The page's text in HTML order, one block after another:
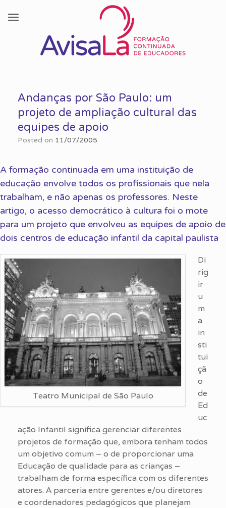
contentAndanças por São Paulo: um
projeto de ampliação cultural das
equipes de apoio
Posted on 11/07/2005
A formação continuada em uma instituição de
educação envolve todos os profissionais que nela
trabalham, e não apenas os professores. Neste
artigo, o acesso democrático à cultura foi o mote
para um projeto que envolveu as equipes de apoio de
dois centros de educação infantil da capital paulista
Teatro Municipal de São Paulo
Di
rig
ir
u
m
a
in
sti
tui
çã
o
de
Ed
uc
ação Infantil significa gerenciar diferentes
projetos de formação que, embora tenham todos
um objetivo comum – o de proporcionar uma
Educação de qualidade para as crianças –
trabalham de forma específica com os diferentes
atores. A parceria entre gerentes e/ou diretores
e coordenadores pedagógicos que planejam